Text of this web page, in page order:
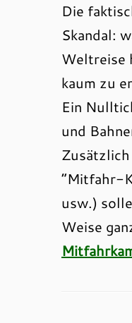
Die
Skandal:
Weltreise
kaum zu
Ein
und
“Mitfahr-
usw.)
Weise